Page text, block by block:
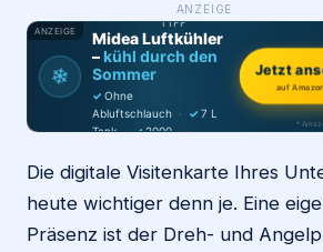
Firma eintragen
ANZEIGE
ANZEIGE
❄
PRODUKT-
TIPP
Midea Luftkühler
–kühl durch den
Sommer
✓ Ohne
Abluftschlauch · ✓ 7 L
Tank · ✓2000
Jetzt
auf
*
Die digitale Visitenkarte Ihres
heute wichtiger denn je. Eine
Präsenz ist der Dreh- und